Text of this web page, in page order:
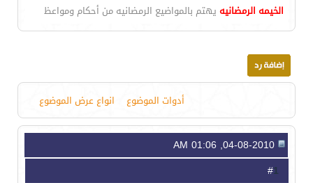
الخيمه الرمضانيه يهتم بالمواضيع الرمضانيه من أحكام ومواعظ
أدوات الموضوع انواع عرض الموضوع
1